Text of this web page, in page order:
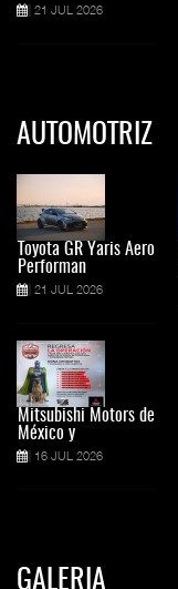
21 JUL 2026
AUTOMOTRIZ
Toyota GR Yaris Aero
Performan
21 JUL 2026
Mitsubishi Motors de
México y
16 JUL 2026
GALERIA